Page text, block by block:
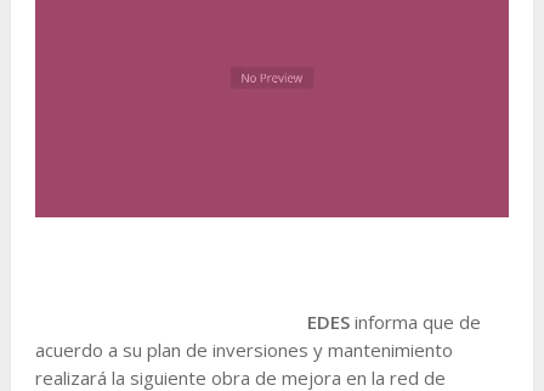
EDESinforma que de
acuerdo a su plan de inversiones y mantenimiento
realizará la siguiente obra de mejora en la red de